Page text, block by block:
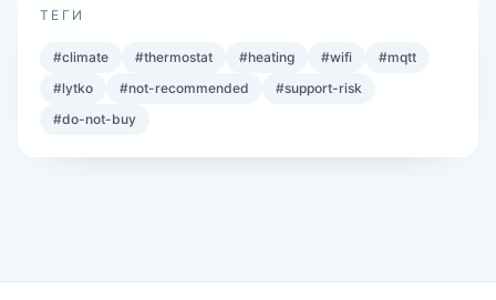
ТЕГИ
#climate #thermostat #heating #wifi #mqtt
#lytko #not-recommended #support-risk
#do-not-buy